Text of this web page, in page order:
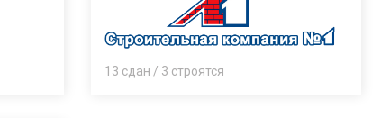
13 сдан / 3 строятся